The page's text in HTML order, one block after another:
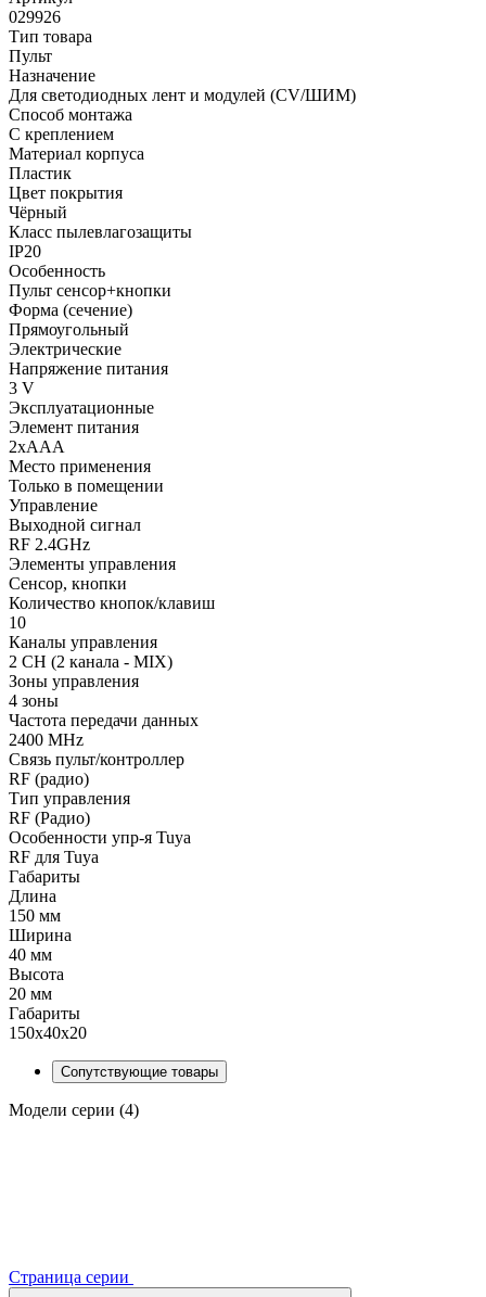
029926
Тип товара
Пульт
Назначение
Для светодиодных лент и модулей (CV/ШИМ)
Способ монтажа
С креплением
Материал корпуса
Пластик
Цвет покрытия
Чёрный
Класс пылевлагозащиты
IP20
Особенность
Пульт сенсор+кнопки
Форма (сечение)
Прямоугольный
Электрические
Напряжение питания
3 V
Эксплуатационные
Элемент питания
2xAAA
Место применения
Только в помещении
Управление
Выходной сигнал
RF 2.4GHz
Элементы управления
Сенсор, кнопки
Количество кнопок/клавиш
10
Каналы управления
2 CH (2 канала - MIX)
Зоны управления
4 зоны
Частота передачи данных
2400 MHz
Связь пульт/контроллер
RF (радио)
Тип управления
RF (Радио)
Особенности упр-я Tuya
RF для Tuya
Габариты
Длина
150 мм
Ширина
40 мм
Высота
20 мм
Габариты
150х40х20
Сопутствующие товары
Модели серии (4)
Страница серии